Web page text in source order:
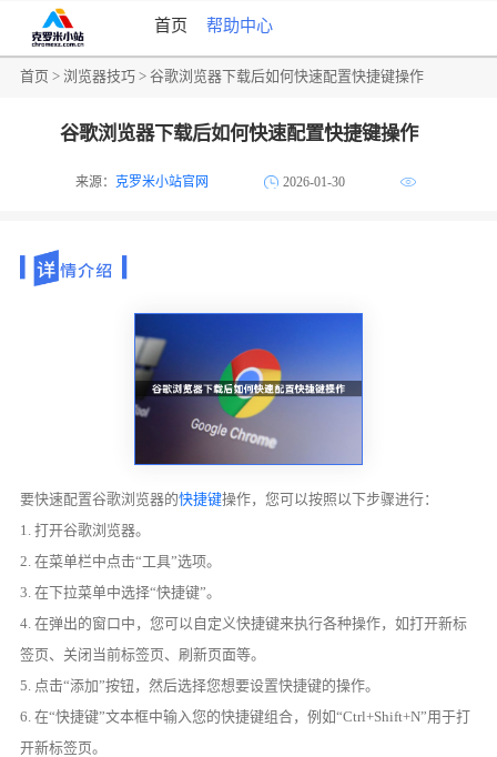
首页 帮助中心
首页 >浏览器技巧 > 谷歌浏览器下载后如何快速配置快捷键操作
谷歌浏览器下载后如何快速配置快捷键操作
来源：克罗米小站官网 2026-01-30
要快速配置谷歌浏览器的快捷键操作，您可以按照以下步骤进行：
1. 打开谷歌浏览器。
2. 在菜单栏中点击“工具”选项。
3. 在下拉菜单中选择“快捷键”。
4. 在弹出的窗口中，您可以自定义快捷键来执行各种操作，如打开新标
签页、关闭当前标签页、刷新页面等。
5. 点击“添加”按钮，然后选择您想要设置快捷键的操作。
6. 在“快捷键”文本框中输入您的快捷键组合，例如“Ctrl+Shift+N”用于打
开新标签页。